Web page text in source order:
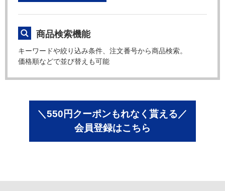
商品検索機能
キーワードや絞り込み条件、注文番号から商品検索。
価格順などで並び替えも可能
＼550円クーポンもれなく貰える／
会員登録はこちら